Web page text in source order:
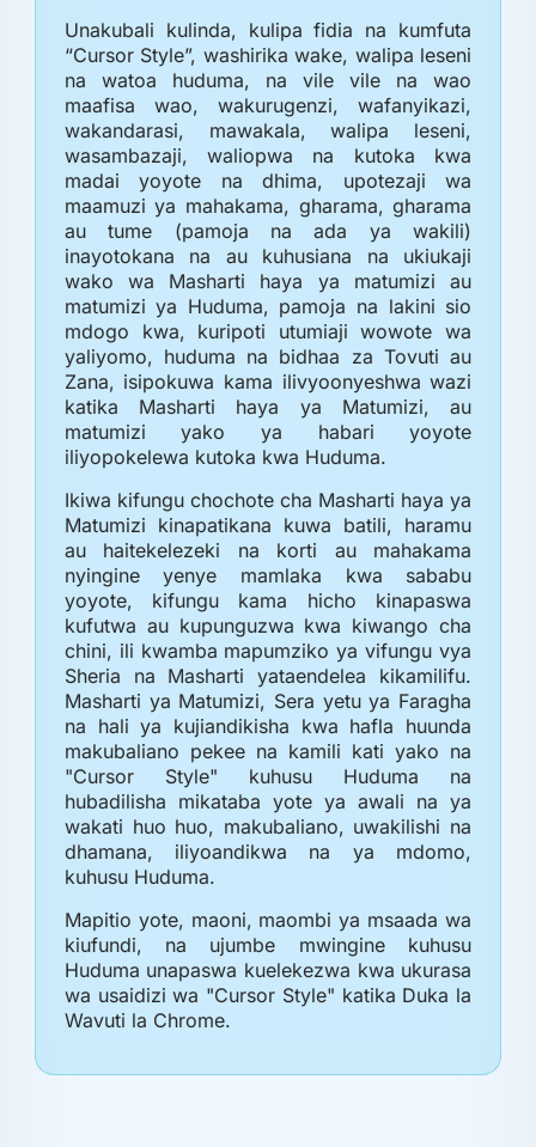
Unakubali kulinda, kulipa fidia na kumfuta
“Cursor Style”, washirika wake, walipa leseni
na watoa huduma, na vile vile na wao
maafisa wao, wakurugenzi, wafanyikazi,
wakandarasi, mawakala, walipa leseni,
wasambazaji, waliopwa na kutoka kwa
madai yoyote na dhima, upotezaji wa
maamuzi ya mahakama, gharama, gharama
au tume (pamoja na ada ya wakili)
inayotokana na au kuhusiana na ukiukaji
wako wa Masharti haya ya matumizi au
matumizi ya Huduma, pamoja na lakini sio
mdogo kwa, kuripoti utumiaji wowote wa
yaliyomo, huduma na bidhaa za Tovuti au
Zana, isipokuwa kama ilivyoonyeshwa wazi
katika Masharti haya ya Matumizi, au
matumizi yako ya habari yoyote
iliyopokelewa kutoka kwa Huduma.
Ikiwa kifungu chochote cha Masharti haya ya
Matumizi kinapatikana kuwa batili, haramu
au haitekelezeki na korti au mahakama
nyingine yenye mamlaka kwa sababu
yoyote, kifungu kama hicho kinapaswa
kufutwa au kupunguzwa kwa kiwango cha
chini, ili kwamba mapumziko ya vifungu vya
Sheria na Masharti yataendelea kikamilifu.
Masharti ya Matumizi, Sera yetu ya Faragha
na hali ya kujiandikisha kwa hafla huunda
makubaliano pekee na kamili kati yako na
"Cursor Style" kuhusu Huduma na
hubadilisha mikataba yote ya awali na ya
wakati huo huo, makubaliano, uwakilishi na
dhamana, iliyoandikwa na ya mdomo,
kuhusu Huduma.
Mapitio yote, maoni, maombi ya msaada wa
kiufundi, na ujumbe mwingine kuhusu
Huduma unapaswa kuelekezwa kwa ukurasa
wa usaidizi wa "Cursor Style" katika Duka la
Wavuti la Chrome.